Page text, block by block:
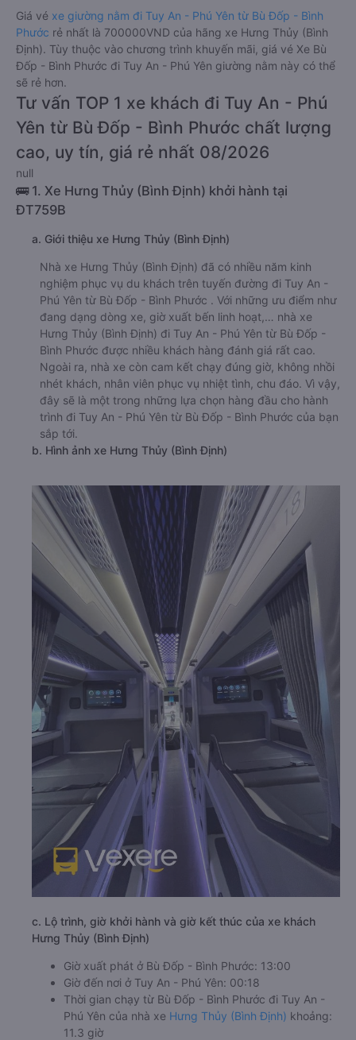
Giá vé xe giường nằm đi Tuy An - Phú Yên từ Bù Đốp - Bình
Phước rẻ nhất là 700000VND của hãng xe Hưng Thủy (Bình
Định). Tùy thuộc vào chương trình khuyến mãi, giá vé Xe Bù
Đốp - Bình Phước đi Tuy An - Phú Yên giường nằm này có thể
sẽ rẻ hơn.
Tư vấn TOP 1 xe khách đi Tuy An - Phú
Yên từ Bù Đốp - Bình Phước chất lượng
cao, uy tín, giá rẻ nhất 08/2026
null
🚌 1. Xe Hưng Thủy (Bình Định) khởi hành tại
ĐT759B
a. Giới thiệu xe Hưng Thủy (Bình Định)
Nhà xe Hưng Thủy (Bình Định) đã có nhiều năm kinh
nghiệm phục vụ du khách trên tuyến đường đi Tuy An -
Phú Yên từ Bù Đốp - Bình Phước . Với những ưu điểm như
đang dạng dòng xe, giờ xuất bến linh hoạt,… nhà xe
Hưng Thủy (Bình Định) đi Tuy An - Phú Yên từ Bù Đốp -
Bình Phước được nhiều khách hàng đánh giá rất cao.
Ngoài ra, nhà xe còn cam kết chạy đúng giờ, không nhồi
nhét khách, nhân viên phục vụ nhiệt tình, chu đáo. Vì vậy,
đây sẽ là một trong những lựa chọn hàng đầu cho hành
trình đi Tuy An - Phú Yên từ Bù Đốp - Bình Phước của bạn
sắp tới.
b. Hình ảnh xe Hưng Thủy (Bình Định)
c. Lộ trình, giờ khởi hành và giờ kết thúc của xe khách
Hưng Thủy (Bình Định)
Giờ xuất phát ở Bù Đốp - Bình Phước: 13:00
Giờ đến nơi ở Tuy An - Phú Yên: 00:18
Thời gian chạy từ Bù Đốp - Bình Phước đi Tuy An -
Phú Yên của nhà xe Hưng Thủy (Bình Định) khoảng:
11.3 giờ